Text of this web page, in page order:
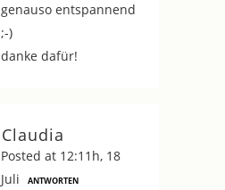
genauso entspannend
;-)
danke dafür!
Claudia
Posted at 12:11h, 18
Juli
ANTWORTEN